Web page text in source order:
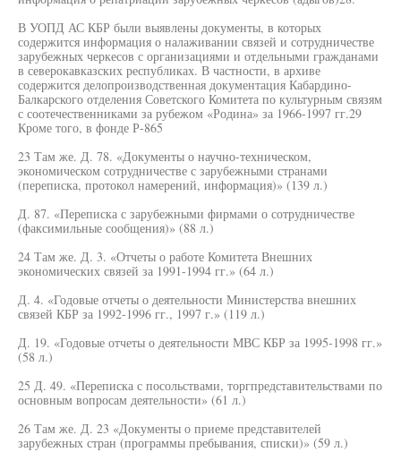
В УОПД АС КБР были выявлены документы, в которых
содержится информация о налаживании связей и сотрудничестве
зарубежных черкесов с организациями и отдельными гражданами
в северокавказских республиках. В частности, в архиве
содержится делопроизводственная документация Кабардино-
Балкарского отделения Советского Комитета по культурным связям
с соотечественниками за рубежом «Родина» за 1966-1997 гг.29
Кроме того, в фонде Р-865
23 Там же. Д. 78. «Документы о научно-техническом,
экономическом сотрудничестве с зарубежными странами
(переписка, протокол намерений, информация)» (139 л.)
Д. 87. «Переписка с зарубежными фирмами о сотрудничестве
(факсимильные сообщения)» (88 л.)
24 Там же. Д. 3. «Отчеты о работе Комитета Внешних
экономических связей за 1991-1994 гг.» (64 л.)
Д. 4. «Годовые отчеты о деятельности Министерства внешних
связей КБР за 1992-1996 гг., 1997 г.» (119 л.)
Д. 19. «Годовые отчеты о деятельности МВС КБР за 1995-1998 гг.»
(58 л.)
25 Д. 49. «Переписка с посольствами, торгпредставительствами по
основным вопросам деятельности» (61 л.)
26 Там же. Д. 23 «Документы о приеме представителей
зарубежных стран (программы пребывания, списки)» (59 л.)